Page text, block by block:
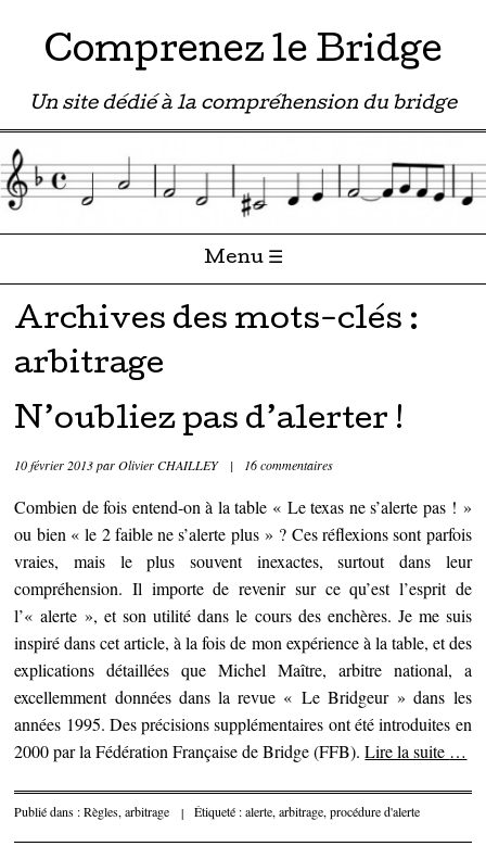
Comprenez le Bridge
Un site dédié à la compréhension du bridge
Menu ☰
Passer directement au contenu
Archives des mots-clés :
arbitrage
N’oubliez pas d’alerter !
10 février 2013parOlivier CHAILLEY | 16 commentaires
Combien de fois entend-on à la table « Le texas ne s’alerte pas ! »
ou bien « le 2 faible ne s’alerte plus » ? Ces réflexions sont parfois
vraies, mais le plus souvent inexactes, surtout dans leur
compréhension. Il importe de revenir sur ce qu’est l’esprit de
l’« alerte », et son utilité dans le cours des enchères. Je me suis
inspiré dans cet article, à la fois de mon expérience à la table, et des
explications détaillées que Michel Maître, arbitre national, a
excellemment données dans la revue « Le Bridgeur » dans les
années 1995. Des précisions supplémentaires ont été introduites en
2000 par la Fédération Française de Bridge (FFB).Lire la suite …
Publié dans :Règles, arbitrage | Étiqueté :alerte,arbitrage,procédure d'alerte